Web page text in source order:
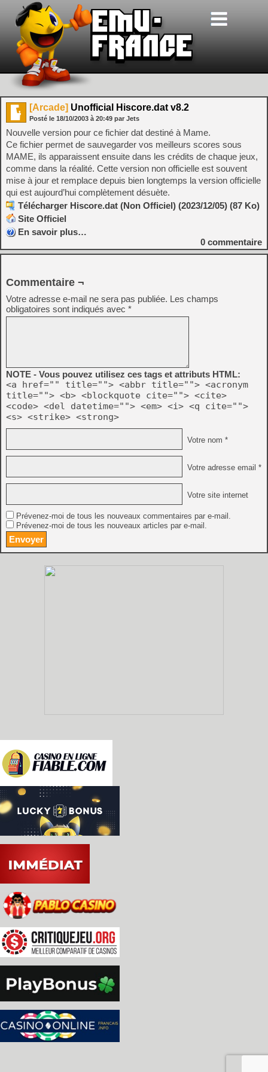
[Arcade] Unofficial Hiscore.dat v8.2
Posté le 18/10/2003 à 20:49 par Jets
Nouvelle version pour ce fichier dat destiné à Mame.
Ce fichier permet de sauvegarder vos meilleurs scores sous
MAME, ils apparaissent ensuite dans les crédits de chaque jeux,
comme dans la réalité. Cette version non officielle est souvent
mise à jour et remplace depuis bien longtemps la version officielle
qui est aujourd’hui complètement désuète.
Télécharger Hiscore.dat (Non Officiel) (2023/12/05) (87 Ko)
Site Officiel
En savoir plus…
0 commentaire
Commentaire ¬
Votre adresse e-mail ne sera pas publiée. Les champs
obligatoires sont indiqués avec *
NOTE - Vous pouvez utilisez ces tags et attributs HTML:
<a href="" title=""> <abbr title=""> <acronym
title=""> <b> <blockquote cite=""> <cite>
<code> <del datetime=""> <em> <i> <q cite="">
<s> <strike> <strong>
Votre nom *
Votre adresse email *
Votre site internet
Prévenez-moi de tous les nouveaux commentaires par e-mail.
Prévenez-moi de tous les nouveaux articles par e-mail.